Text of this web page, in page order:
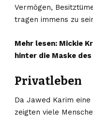
Vermögen,
tragen immens zu
Mehr lesen: Mickie
hinter die Maske
Privatleben
Da Jawed Karim
zeigten viele